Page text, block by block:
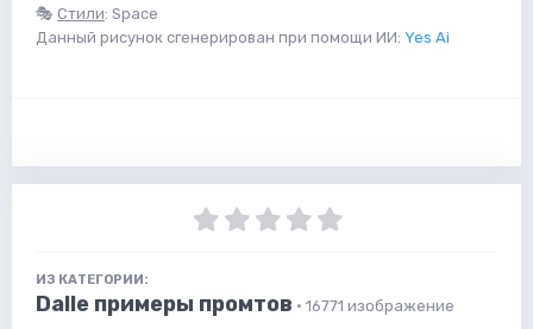
🎭 Стили: Space
Данный рисунок сгенерирован при помощи ИИ: Yes Ai
ИЗ КАТЕГОРИИ:
Dalle примеры промтов · 16771 изображение